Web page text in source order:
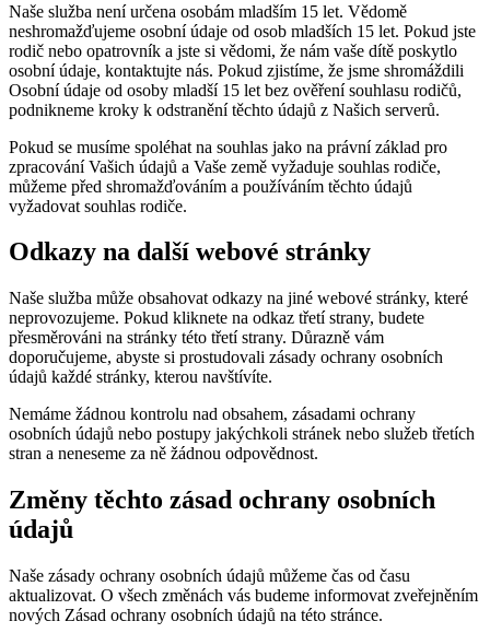
Naše služba není určena osobám mladším 15 let. Vědomě
neshromažďujeme osobní údaje od osob mladších 15 let. Pokud jste
rodič nebo opatrovník a jste si vědomi, že nám vaše dítě poskytlo
osobní údaje, kontaktujte nás. Pokud zjistíme, že jsme shromáždili
Osobní údaje od osoby mladší 15 let bez ověření souhlasu rodičů,
podnikneme kroky k odstranění těchto údajů z Našich serverů.
Pokud se musíme spoléhat na souhlas jako na právní základ pro
zpracování Vašich údajů a Vaše země vyžaduje souhlas rodiče,
můžeme před shromažďováním a používáním těchto údajů
vyžadovat souhlas rodiče.
Odkazy na další webové stránky
Naše služba může obsahovat odkazy na jiné webové stránky, které
neprovozujeme. Pokud kliknete na odkaz třetí strany, budete
přesměrováni na stránky této třetí strany. Důrazně vám
doporučujeme, abyste si prostudovali zásady ochrany osobních
údajů každé stránky, kterou navštívíte.
Nemáme žádnou kontrolu nad obsahem, zásadami ochrany
osobních údajů nebo postupy jakýchkoli stránek nebo služeb třetích
stran a neneseme za ně žádnou odpovědnost.
Změny těchto zásad ochrany osobních
údajů
Naše zásady ochrany osobních údajů můžeme čas od času
aktualizovat. O všech změnách vás budeme informovat zveřejněním
nových Zásad ochrany osobních údajů na této stránce.